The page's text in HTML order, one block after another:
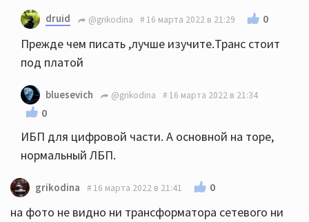
druid @grikodina 16 марта 2022 в 21:29 0
Прежде чем писать ,лучше изучите.Транс стоит
под платой
bluesevich @grikodina 16 марта 2022 в 21:34
0
ИБП для цифровой части. А основной на торе,
нормальный ЛБП.
grikodina 16 марта 2022 в 21:41 0
на фото не видно ни трансформатора сетевого ни